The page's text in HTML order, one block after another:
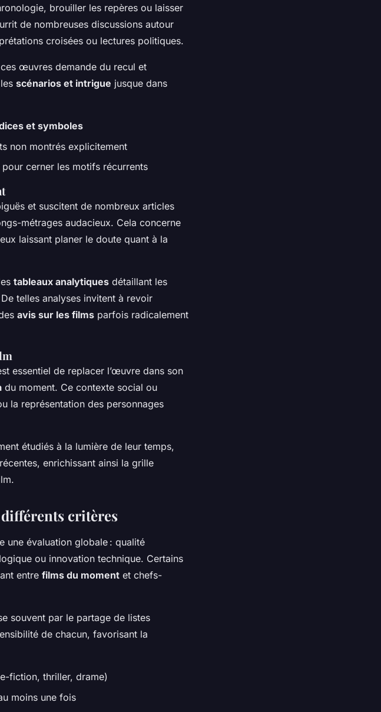
brouiller les repères ou laisser
de nombreuses discussions autour
croisées ou lectures politiques.
œuvres demande du recul et
scénarios et intrigue jusque dans
et symboles
non montrés explicitement
pour cerner les motifs récurrents
et suscitent de nombreux articles
métrages audacieux. Cela concerne
laissant planer le doute quant à la
tableaux analytiques détaillant les
telles analyses invitent à revoir
avis sur les films parfois radicalement
essentiel de replacer l’œuvre dans son
du moment. Ce contexte social ou
la représentation des personnages
étudiés à la lumière de leur temps,
enrichissant ainsi la grille
critères
une évaluation globale : qualité
ou innovation technique. Certains
entre films du moment et chefs-
souvent par le partage de listes
de chacun, favorisant la
fiction, thriller, drame)
moins une fois